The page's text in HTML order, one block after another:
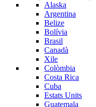
Alaska
Argentina
Belize
Bolívia
Brasil
Canadà
Xile
Colòmbia
Costa Rica
Cuba
Estats Units
Guatemala